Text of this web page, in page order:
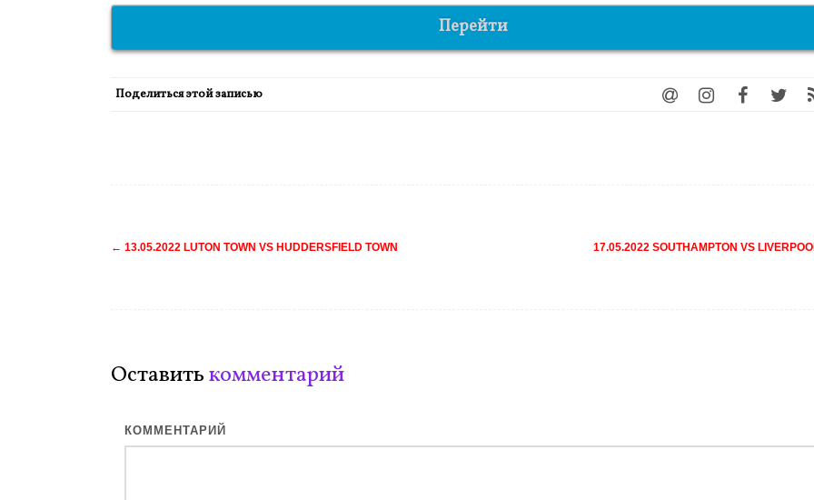
Перейти
Поделиться этой записью
Навигация
← 13.05.2022 LUTON TOWN VS HUDDERSFIELD TOWN 17.05.2022 SOUTHAMPTON VS
Оставитькомментарий
КОММЕНТАРИЙ